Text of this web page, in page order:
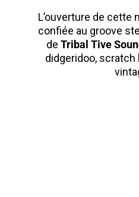
L’ouverture de cette
confiée au groove
de Tribal Tive
didgeridoo,